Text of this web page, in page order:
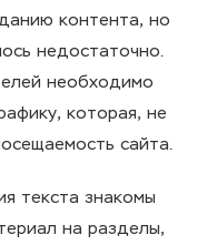
контента, но
недостаточно.
необходимо
которая, не
сайта.
текста знакомы
на разделы,